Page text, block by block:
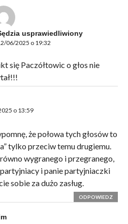
usprawiedliwiony
06/2025 o 19:32
się Paczółtowic o głos nie
o 13:59
że połowa tych głosów to
tylko przeciw temu drugiemu.
wygranego i przegranego,
i panie partyjniaczki
sobie za dużo zasług.
ODPOWIEDZ